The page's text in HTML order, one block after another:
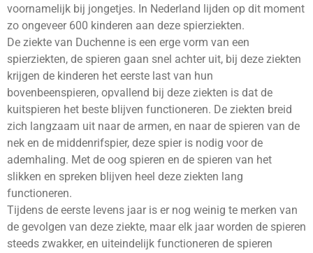
voornamelijk bij jongetjes. In Nederland lijden op dit moment
zo ongeveer 600 kinderen aan deze spierziekten.
De ziekte van Duchenne is een erge vorm van een
spierziekten, de spieren gaan snel achter uit, bij deze ziekten
krijgen de kinderen het eerste last van hun
bovenbeenspieren, opvallend bij deze ziekten is dat de
kuitspieren het beste blijven functioneren. De ziekten breid
zich langzaam uit naar de armen, en naar de spieren van de
nek en de middenrifspier, deze spier is nodig voor de
ademhaling. Met de oog spieren en de spieren van het
slikken en spreken blijven heel deze ziekten lang
functioneren.
Tijdens de eerste levens jaar is er nog weinig te merken van
de gevolgen van deze ziekte, maar elk jaar worden de spieren
steeds zwakker, en uiteindelijk functioneren de spieren